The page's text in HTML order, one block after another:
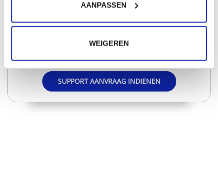
AANPASSEN
WEIGEREN
Extra hulp nodig?
Werden niet al uw vragen beantwoord?
Geen nood, via een support aanvraag helpen wij u
SUPPORT AANVRAAG INDIENEN